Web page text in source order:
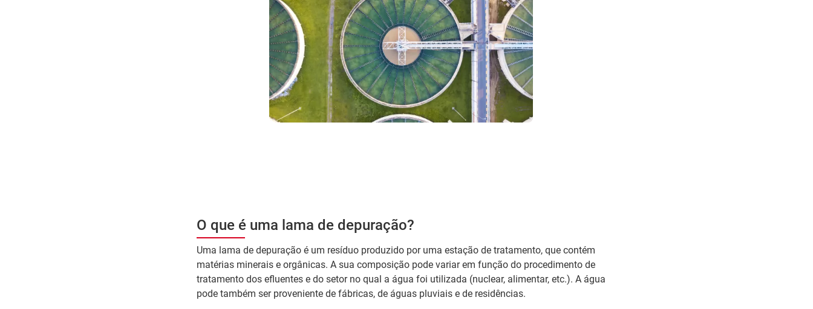
O que é uma lama de depuração?
Uma lama de depuração é um resíduo produzido por uma estação de tratamento, que contém
matérias minerais e orgânicas. A sua composição pode variar em função do procedimento de
tratamento dos efluentes e do setor no qual a água foi utilizada (nuclear, alimentar, etc.). A água
pode também ser proveniente de fábricas, de águas pluviais e de residências.